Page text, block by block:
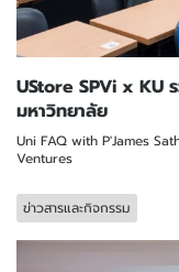
UStore SPVi x KU
มหาวิทยาลัย
Uni FAQ with P'James
Ventures
ข่าวสารและกิจกรรม